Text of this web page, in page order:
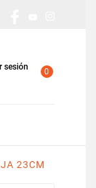
sesión 0
23CM